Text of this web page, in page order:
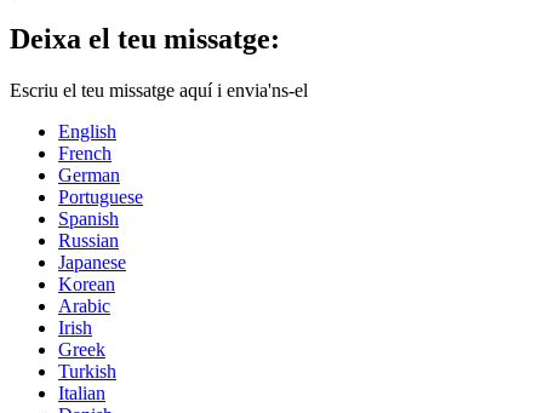
Deixa el teu missatge:
Escriu el teu missatge aquí i envia'ns-el
English
French
German
Portuguese
Spanish
Russian
Japanese
Korean
Arabic
Irish
Greek
Turkish
Italian